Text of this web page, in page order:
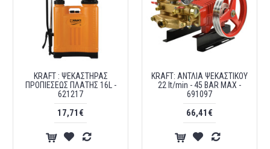
KRAFT : ΨΕΚΑΣΤΗΡΑΣ
ΠΡΟΠΙΕΣΕΩΣ ΠΛΑΤΗΣ 16L -
621217
17,71€
KRAFT: ΑΝΤΛΙΑ ΨΕΚΑΣΤΙΚΟΥ
22 lt/min - 45 BAR ΜΑΧ -
691097
66,41€